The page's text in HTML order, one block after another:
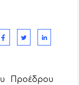
Προέδρου